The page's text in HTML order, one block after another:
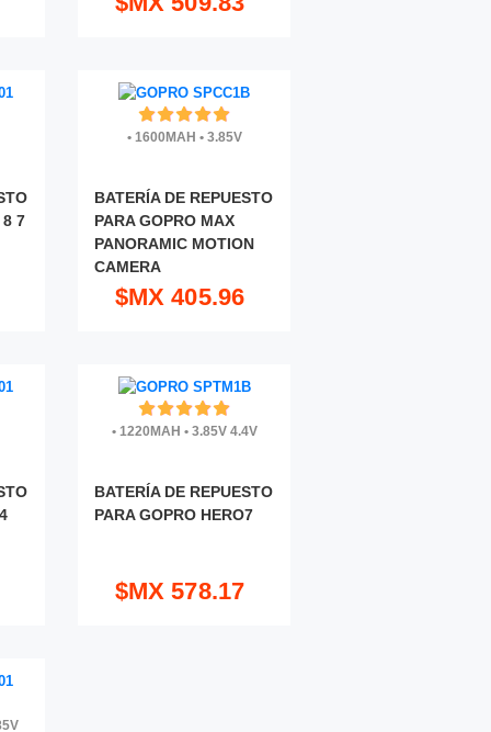
8 7
•1600MAH •3.85V
BATERÍA DE REPUESTO
PARA GOPRO MAX
PANORAMIC MOTION
CAMERA
$MX 405.96
•1220MAH •3.85V 4.4V
BATERÍA DE REPUESTO
PARA GOPRO HERO7
$MX 578.17